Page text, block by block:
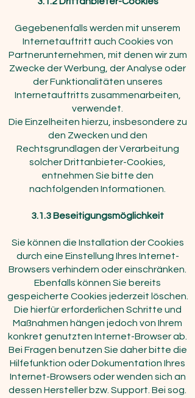
Gegebenenfalls werden mit unserem
Internetauftritt auch Cookies von
Partnerunternehmen, mit denen wir zum
Zwecke der Werbung, der Analyse oder
der Funktionalitäten unseres
Internetauftritts zusammenarbeiten,
verwendet.
Die Einzelheiten hierzu, insbesondere zu
den Zwecken und den
Rechtsgrundlagen der Verarbeitung
solcher Drittanbieter-Cookies,
entnehmen Sie bitte den
nachfolgenden Informationen.
3.1.3 Beseitigungsmöglichkeit
Sie können die Installation der Cookies
durch eine Einstellung Ihres Internet-
Browsers verhindern oder einschränken.
Ebenfalls können Sie bereits
gespeicherte Cookies jederzeit löschen.
Die hierfür erforderlichen Schritte und
Maßnahmen hängen jedoch von Ihrem
konkret genutzten Internet-Browser ab.
Bei Fragen benutzen Sie daher bitte die
Hilfefunktion oder Dokumentation Ihres
Internet-Browsers oder wenden sich an
dessen Hersteller bzw. Support. Bei sog.